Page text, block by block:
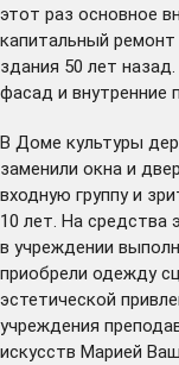
этот раз основное
капитальный
здания 50 лет
фасад и внутренние
В Доме культуры
заменили окна и
входную группу и
10 лет. На средства
в учреждении
приобрели одежду
эстетической
учреждения
искусств Марией